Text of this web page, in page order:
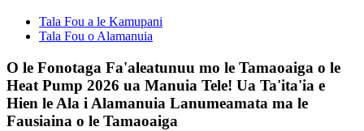
Tala Fou a le Kamupani
Tala Fou o Alamanuia
O le Fonotaga Fa'aleatunuu mo le Tamaoaiga o le
Heat Pump 2026 ua Manuia Tele! Ua Ta'ita'ia e
Hien le Ala i Alamanuia Lanumeamata ma le
Fausiaina o le Tamaoaiga